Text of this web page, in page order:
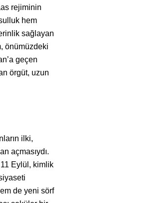
rejiminin
hem
sağlayan
önümüzdeki
geçen
örgüt, uzun
ilki,
açmasıydı.
11 Eylül, kimlik
de yeni sörf